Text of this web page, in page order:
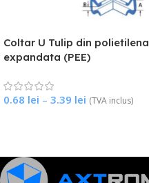
Coltar U Tulip din polietilena
expandata (PEE)
0.68 lei – 3.39 lei (TVA inclus)